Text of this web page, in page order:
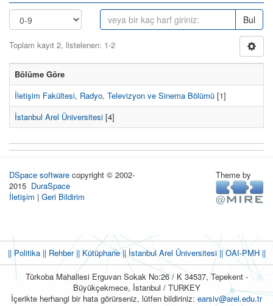
Bul
Toplam kayıt 2, listelenen: 1-2
Bölüme Göre
İletişim Fakültesi, Radyo, Televizyon ve Sinema Bölümü [1]
İstanbul Arel Üniversitesi [4]
DSpace software copyright © 2002-
2015 DuraSpace
İletişim | Geri Bildirim
Theme by
|| Politika|| Rehber|| Kütüphane|| İstanbul Arel Üniversitesi ||OAI-PMH ||
Türkoba Mahallesi Erguvan Sokak No:26 / K 34537, Tepekent -
Büyükçekmece, İstanbul / TURKEY
İçerikte herhangi bir hata görürseniz, lütfen bildiriniz: earsiv@arel.edu.tr